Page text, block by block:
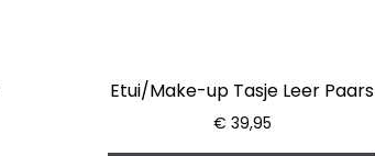
Etui/Make-up Tasje Leer Paars
€ 39,95